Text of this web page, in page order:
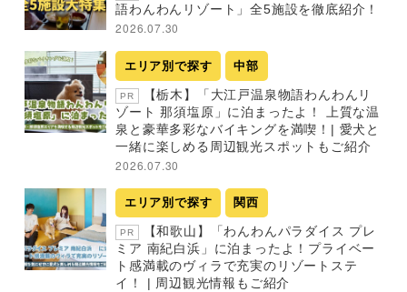
語わんわんリゾート」全5施設を徹底紹介！
2026.07.30
エリア別で探す 中部
PR
【栃木】「大江戸温泉物語わんわんリ
ゾート 那須塩原」に泊まったよ！ 上質な温
泉と豪華多彩なバイキングを満喫！| 愛犬と
一緒に楽しめる周辺観光スポットもご紹介
2026.07.30
エリア別で探す 関西
PR
【和歌山】「わんわんパラダイス プレ
ミア 南紀白浜」に泊まったよ！プライベー
ト感満載のヴィラで充実のリゾートステ
イ！ | 周辺観光情報もご紹介